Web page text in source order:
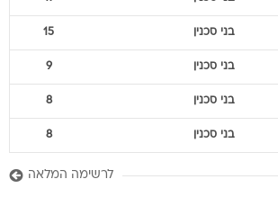
בני סכנין 15
בני סכנין 9
בני סכנין 8
בני סכנין 8
לרשימה המלאה